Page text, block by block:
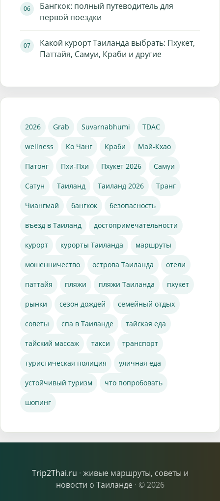
Бангкок: полный путеводитель для
первой поездки
Какой курорт Таиланда выбрать: Пхукет,
Паттайя, Самуи, Краби и другие
2026 Grab Suvarnabhumi TDAC
wellness Ко Чанг Краби Май-Кхао
Патонг Пхи-Пхи Пхукет 2026 Самуи
Сатун Таиланд Таиланд 2026 Транг
Чиангмай бангкок безопасность
въезд в Таиланд достопримечательности
курорт курорты Таиланда маршруты
мошенничество острова Таиланда отели
паттайя пляжи пляжи Таиланда пхукет
рынки сезон дождей семейный отдых
советы спа в Таиланде тайская еда
тайский массаж такси транспорт
туристическая полиция уличная еда
устойчивый туризм что попробовать
шопинг
Trip2Thai.ru · живые маршруты, советы и
новости о Таиланде · © 2026